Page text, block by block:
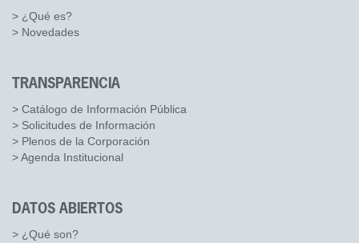
> ¿Qué es?
> Novedades
TRANSPARENCIA
> Catálogo de Información Pública
> Solicitudes de Información
> Plenos de la Corporación
> Agenda Institucional
DATOS ABIERTOS
> ¿Qué son?